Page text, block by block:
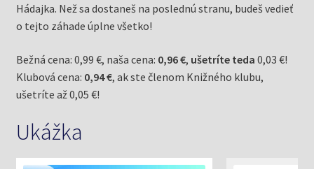
Hádajka. Než sa dostaneš na poslednú stranu, budeš vedieť
o tejto záhade úplne všetko!
Bežná cena: 0,99 €, naša cena: 0,96 €, ušetríte teda 0,03 €!
Klubová cena: 0,94 €, ak ste členom Knižného klubu,
ušetríte až 0,05 €!
Ukážka